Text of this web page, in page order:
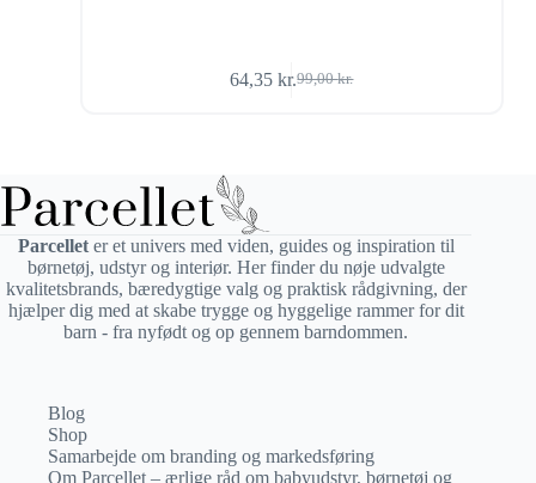
99,00kr.
Den
64,35kr.Den
Parcelleter et univers med viden, guides og inspiration til
børnetøj, udstyr og interiør. Her finder du nøje udvalgte
kvalitetsbrands, bæredygtige valg og praktisk rådgivning, der
hjælper dig med at skabe trygge og hyggelige rammer for dit
barn - fra nyfødt og op gennem barndommen.
Blog
Shop
Samarbejde om branding og markedsføring
Om Parcellet – ærlige råd om babyudstyr, børnetøj og